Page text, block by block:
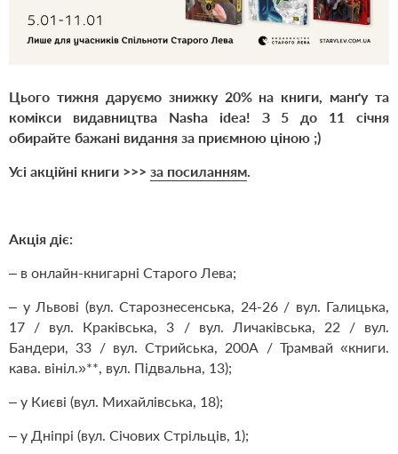
Цього тижня даруємо знижку 20% на книги, манґу та
комікси видавництва Nasha idea! З 5 до 11 січня
обирайте бажані видання за приємною ціною ;)
Усі акційні книги >>> за посиланням.
Акція діє:
– в онлайн-книгарні Старого Лева;
– у Львові (вул. Старознесенська, 24-26 / вул. Галицька,
17 / вул. Краківська, 3 / вул. Личаківська, 22 / вул.
Бандери, 33 / вул. Стрийська, 200А / Трамвай «книги.
кава. вініл.»**, вул. Підвальна, 13);
– у Києві (вул. Михайлівська, 18);
– у Дніпрі (вул. Січових Стрільців, 1);